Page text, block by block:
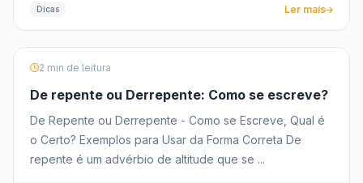
Dicas Ler mais
2 min de leitura
De repente ou Derrepente: Como se escreve?
De Repente ou Derrepente - Como se Escreve, Qual é
o Certo? Exemplos para Usar da Forma Correta De
repente é um advérbio de altitude que se ...